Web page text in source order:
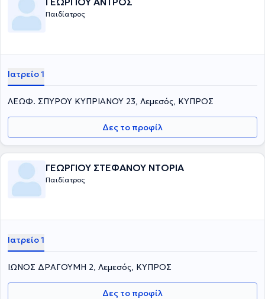
Παιδίατρος
Ιατρείο 1
ΛΕΩΦ. ΣΠΥΡΟΥ ΚΥΠΡΙΑΝΟΥ 23, Λεμεσός, ΚΥΠΡΟΣ
Δες το προφίλ
ΓΕΩΡΓΙΟΥ ΣΤΕΦΑΝΟΥ ΝΤΟΡΙΑ
Παιδίατρος
Ιατρείο 1
ΙΩΝΟΣ ΔΡΑΓΟΥΜΗ 2, Λεμεσός, ΚΥΠΡΟΣ
Δες το προφίλ